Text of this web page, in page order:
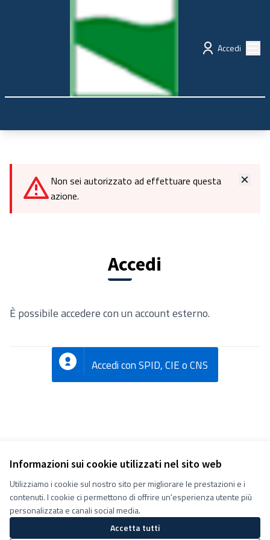
Informazioni sui cookie utilizzati nel sito web
Utilizziamo i cookie sul nostro sito per migliorare le prestazioni e i
contenuti. I cookie ci permettono di offrire un'esperienza utente più
personalizzata e canali social media.
Accetta tutti
Regione Emilia-Romagna Partecipazione
Accedi
Non sei autorizzato ad effettuare questa
azione.
Accedi
È possibile accedere con un account esterno.
Accedi con SPID, CIE o CNS
Termini e condizioni d''uso
Impostazioni Cookie
Decidiamo su Facebook
Decidiamo su YouTube
(Collegamento esterno)